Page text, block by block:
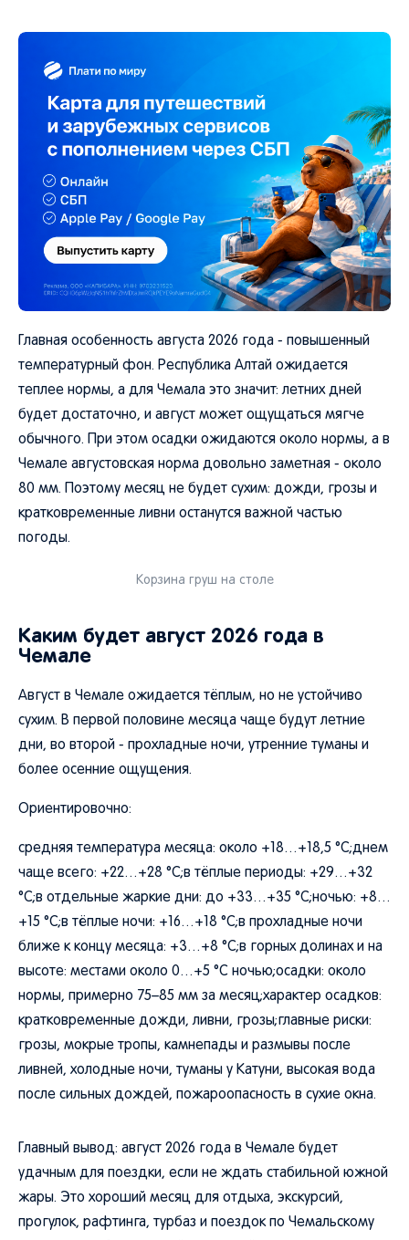
Главная особенность августа 2026 года - повышенный
температурный фон. Республика Алтай ожидается
теплее нормы, а для Чемала это значит: летних дней
будет достаточно, и август может ощущаться мягче
обычного. При этом осадки ожидаются около нормы, а в
Чемале августовская норма довольно заметная - около
80 мм. Поэтому месяц не будет сухим: дожди, грозы и
кратковременные ливни останутся важной частью
погоды.
Корзина груш на столе
Каким будет август 2026 года в
Чемале
Август в Чемале ожидается тёплым, но не устойчиво
сухим. В первой половине месяца чаще будут летние
дни, во второй - прохладные ночи, утренние туманы и
более осенние ощущения.
Ориентировочно:
средняя температура месяца: около +18…+18,5 °C;днем
чаще всего: +22…+28 °C;в тёплые периоды: +29…+32
°C;в отдельные жаркие дни: до +33…+35 °C;ночью: +8…
+15 °C;в тёплые ночи: +16…+18 °C;в прохладные ночи
ближе к концу месяца: +3…+8 °C;в горных долинах и на
высоте: местами около 0…+5 °C ночью;осадки: около
нормы, примерно 75–85 мм за месяц;характер осадков:
кратковременные дожди, ливни, грозы;главные риски:
грозы, мокрые тропы, камнепады и размывы после
ливней, холодные ночи, туманы у Катуни, высокая вода
после сильных дождей, пожароопасность в сухие окна.
Главный вывод: август 2026 года в Чемале будет
удачным для поездки, если не ждать стабильной южной
жары. Это хороший месяц для отдыха, экскурсий,
прогулок, рафтинга, турбаз и поездок по Чемальскому